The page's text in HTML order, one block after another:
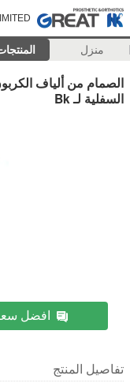
منزل
السفلية لـ Bk
افضل
تفاصيل المنتج